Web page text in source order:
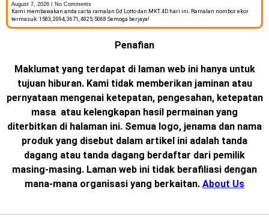
August 7, 2026
No Comments
Kami membawakan anda carta ramalan Gd Lotto dan MKT 4D hari ini. Ramalan nombor ekor
termasuk: 1583, 2094, 3671, 4825, 5068 Semoga berjaya!
Penafian
Maklumat yang terdapat di laman web ini hanya untuk
tujuan hiburan. Kami tidak memberikan jaminan atau
pernyataan mengenai ketepatan, pengesahan, ketepatan
masa atau kelengkapan hasil permainan yang
diterbitkan di halaman ini. Semua logo, jenama dan nama
produk yang disebut dalam artikel ini adalah tanda
dagang atau tanda dagang berdaftar dari pemilik
masing-masing. Laman web ini tidak berafiliasi dengan
mana-mana organisasi yang berkaitan. About Us